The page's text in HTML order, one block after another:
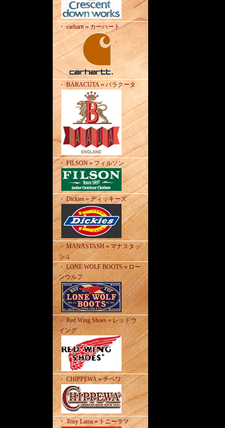
・ carhartt＝カーハート
・ BARACUTA＝バラクータ
・ FILSON＝フィルソン
・ Dickies＝ディッキーズ
・ MANASTASH＝マナスタッ
シュ
・ LONE WOLF BOOTS＝ロー
ンウルフ
・ Red Wing Shoes＝レッドウ
イング
・ CHIPPEWA＝チペワ
・ Tony Lama＝トニーラマ